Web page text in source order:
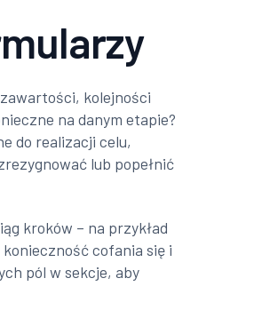
kolejności
na danym etapie?
do realizacji celu,
lub popełnić
kroków – na przykład
cofania się i
pól w sekcje, aby